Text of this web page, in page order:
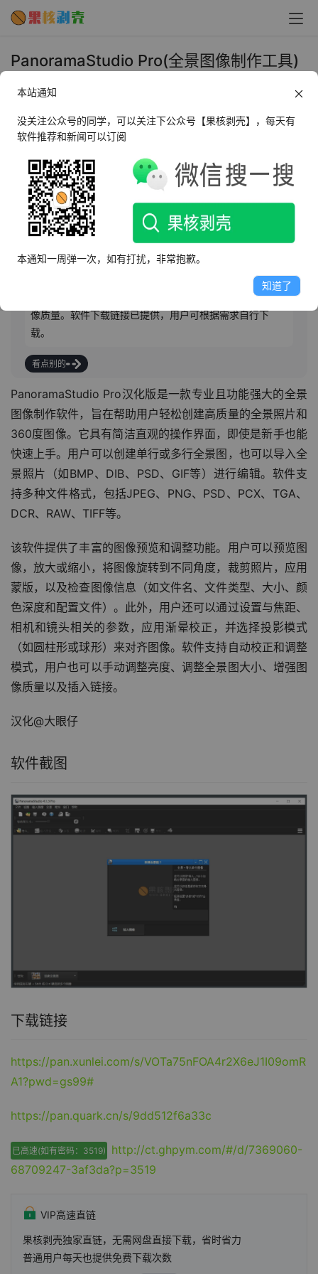
PanoramaStudio Pro(全景图像制作工具)
2025年8月4日 下午5:49 图像处理
AI摘要
此内容由AI根据文章内容自动生成，并已由人工审核
PanoramaStudio Pro汉化版是一款专业全景图像制作软
件，支持创建高质量全景照片和360度图像，界面简洁直
观，易于上手。支持多种文件格式导入编辑，提供图像预
览、调整功能，可对图像进行旋转、裁剪、应用蒙版等操
作。支持自动及手动调整参数，如亮度、大小等，增强图
像质量。软件下载链接已提供，用户可根据需求自行下
载。
看点别的
PanoramaStudio Pro汉化版是一款专业且功能强大的全景
图像制作软件，旨在帮助用户轻松创建高质量的全景照片和
360度图像。它具有简洁直观的操作界面，即使是新手也能
快速上手。用户可以创建单行或多行全景图，也可以导入全
景照片（如BMP、DIB、PSD、GIF等）进行编辑。软件支
持多种文件格式，包括JPEG、PNG、PSD、PCX、TGA、
DCR、RAW、TIFF等。
该软件提供了丰富的图像预览和调整功能。用户可以预览图
像，放大或缩小，将图像旋转到不同角度，裁剪照片，应用
蒙版，以及检查图像信息（如文件名、文件类型、大小、颜
色深度和配置文件）。此外，用户还可以通过设置与焦距、
相机和镜头相关的参数，应用渐晕校正，并选择投影模式
（如圆柱形或球形）来对齐图像。软件支持自动校正和调整
模式，用户也可以手动调整亮度、调整全景图大小、增强图
像质量以及插入链接。
汉化@大眼仔
软件截图
下载链接
https://pan.xunlei.com/s/VOTa75nFOA4r2X6eJ1I09omR
A1?pwd=gs99#
https://pan.quark.cn/s/9dd512f6a33c
已高速(如有密码：3519)
http://ct.ghpym.com/#/d/7369060-
68709247-3af3da?p=3519
VIP高速直链
果核剥壳独家直链，无需网盘直接下载，省时省力
普通用户每天也提供免费下载次数
本站通知
没关注公众号的同学，可以关注下公众号【果核剥壳】，每天有
软件推荐和新闻可以订阅
本通知一周弹一次，如有打扰，非常抱歉。
知道了